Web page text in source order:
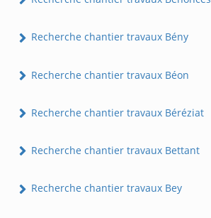
Recherche chantier travaux Bény
Recherche chantier travaux Béon
Recherche chantier travaux Béréziat
Recherche chantier travaux Bettant
Recherche chantier travaux Bey